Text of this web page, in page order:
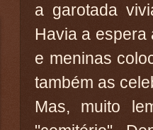
a garotada
Havia a espera
e meninas
também as
Mas, muito